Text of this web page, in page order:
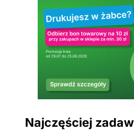
Najczęściej